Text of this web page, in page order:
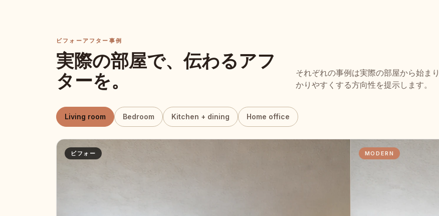
ビフォーアフター事例
実際の部屋で、伝わるアフ
ターを。
それぞれの事例は実際の部屋から始ま
かりやすくする方向性を提示します。
Living room Bedroom Kitchen + dining Home office
ビフォー MODERN